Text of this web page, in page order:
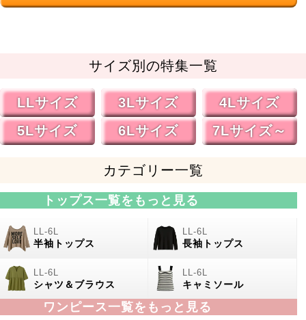
サイズ別の特集一覧
LLサイズ 3Lサイズ
4Lサイズ
5Lサイズ
6Lサイズ 7Lサイズ～
カテゴリー一覧
トップス一覧をもっと見る
半袖トップス 長袖トップス
シャツ＆ブラウス キャミソール
ワンピース一覧をもっと見る